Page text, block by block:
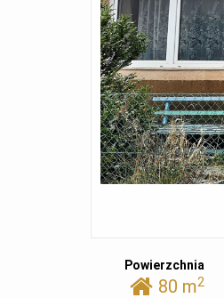
Powierzchnia
80 m2